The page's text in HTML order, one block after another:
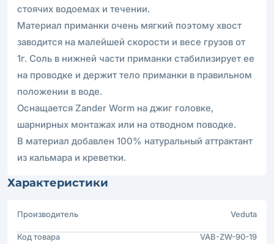
стоячих водоемах и течении.
Материал приманки очень мягкий поэтому хвост
заводится на малейшей скорости и весе грузов от
1г. Соль в нижней части приманки стабилизирует ее
на проводке и держит тело приманки в правильном
положении в воде.
Оснащается Zander Worm на джиг головке,
шарнирных монтажах или на отводном поводке.
В материал добавлен 100% натуральный аттрактант
из кальмара и креветки.
Характеристики
Производитель Veduta
Код товара VAB-ZW-90-19